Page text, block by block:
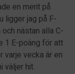
en merit på
ligger jag på F-
nästan alla C-
1 E-poäng för att
varje vecka är en
väljer hit.